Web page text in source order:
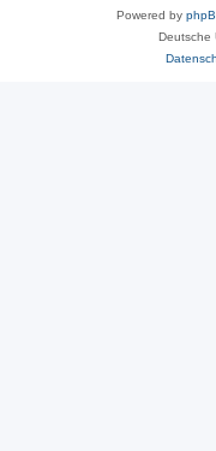
Powered by
Deutsche